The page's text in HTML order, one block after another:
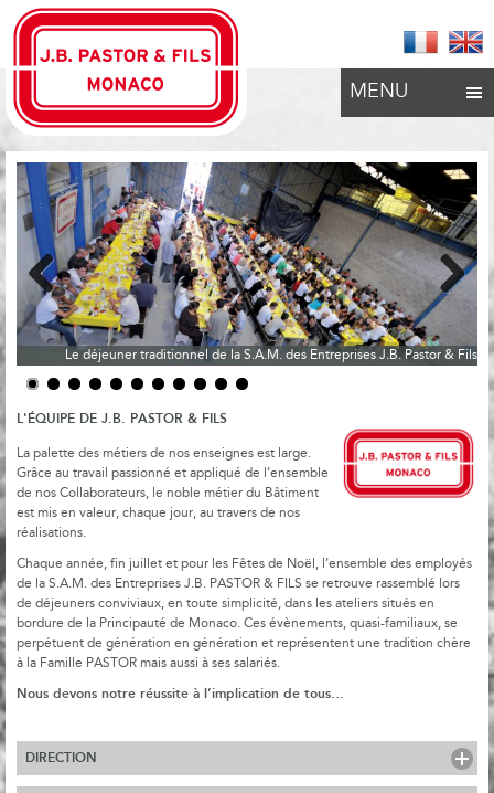
MENU
Le déjeuner traditionnel de la S.A.M. des Entreprises J.B. Pastor & Fils
Previous Next
L'ÉQUIPE DE J.B. PASTOR & FILS
La palette des métiers de nos enseignes est large.
Grâce au travail passionné et appliqué de l’ensemble
de nos Collaborateurs, le noble métier du Bâtiment
est mis en valeur, chaque jour, au travers de nos
réalisations.
Chaque année, fin juillet et pour les Fêtes de Noël, l’ensemble des employés
de la S.A.M. des Entreprises J.B. PASTOR & FILS se retrouve rassemblé lors
de déjeuners conviviaux, en toute simplicité, dans les ateliers situés en
bordure de la Principauté de Monaco. Ces évènements, quasi-familiaux, se
perpétuent de génération en génération et représentent une tradition chère
à la Famille PASTOR mais aussi à ses salariés.
Nous devons notre réussite à l’implication de tous…
DIRECTION